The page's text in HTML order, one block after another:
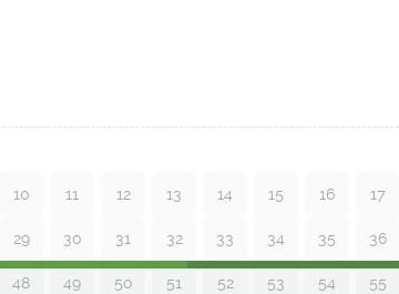
10 11 12 13 14 15 16 17
29 30 31 32 33 34 35 36
48 49 50 51 52 53 54 55